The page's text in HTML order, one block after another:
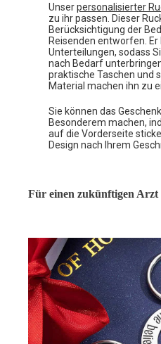
Unserpersonalisierter
zu ihr passen. Dieser
Berücksichtigung der
Reisenden entworfen. Er
Unterteilungen, sodass
nach Bedarf
praktische Taschen und
Material machen ihn zu
Sie können das
Besonderem machen,
auf die Vorderseite
Design nach Ihrem
Für einen zukünftigen Arzt